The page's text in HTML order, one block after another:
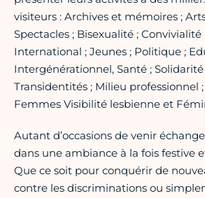
visiteurs : Archives et mémoires ;
Spectacles ; Bisexualité ; Convivialité
International ; Jeunes ; Politique ;
Intergénérationnel, Santé ; Solidarité
Transidentités ; Milieu professionnel
Femmes Visibilité lesbienne et
Autant d’occasions de venir
dans une ambiance à la fois festive
Que ce soit pour conquérir de
contre les discriminations ou